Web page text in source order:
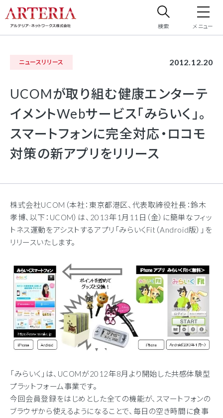
検索 メニュー
ニュースリリース 2012.12.20
UCOMが取り組む健康エンターテ
イメントWebサービス「みらいく」。
スマートフォンに完全対応・ロコモ
対策の新アプリをリリース
株式会社UCOM（本社：東京都港区、代表取締役社長：鈴木
孝博、以下：UCOM）は、2013年1月11日（金）に簡単なフィッ
トネス運動をアシストするアプリ「みらいくFit（Android版）」を
リリースいたします。
「みらいく」は、UCOMが2012年8月より開始した共感体験型
プラットフォーム事業です。
今回会員登録をはじめとした全ての機能が、スマートフォンの
ブラウザから使えるようになることで、毎日の空き時間に食事